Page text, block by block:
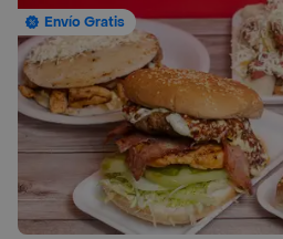
Envío Gratis